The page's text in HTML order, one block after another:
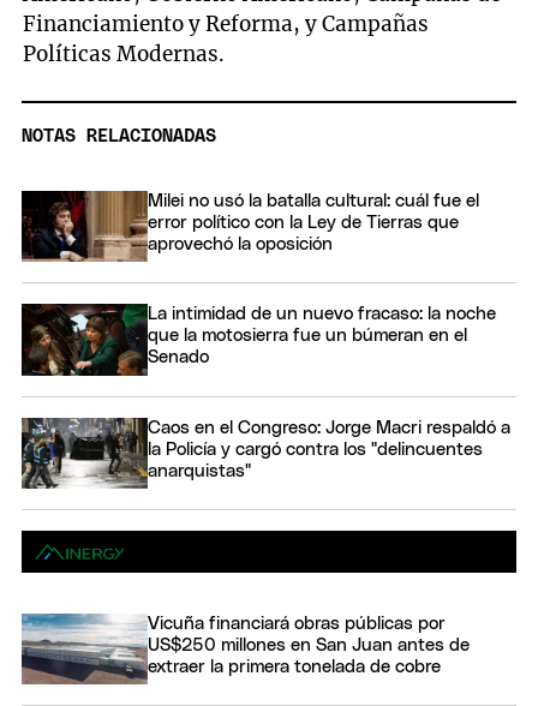
Financiamiento y Reforma, y Campañas
Políticas Modernas.
NOTAS RELACIONADAS
Milei no usó la batalla cultural: cuál fue el
error político con la Ley de Tierras que
aprovechó la oposición
La intimidad de un nuevo fracaso: la noche
que la motosierra fue un búmeran en el
Senado
Caos en el Congreso: Jorge Macri respaldó a
la Policía y cargó contra los "delincuentes
anarquistas"
Vicuña financiará obras públicas por
US$250 millones en San Juan antes de
extraer la primera tonelada de cobre